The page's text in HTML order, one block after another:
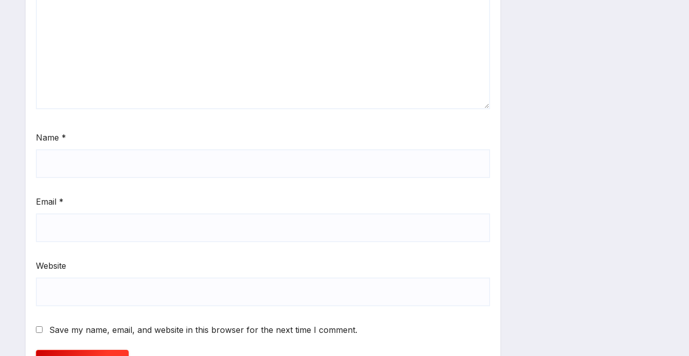
Name *
Email *
Website
Save my name, email, and website in this browser for the next time I comment.